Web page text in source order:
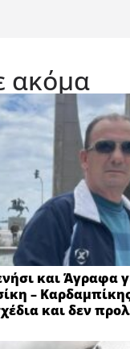
ακόμα
και Άγραφα
–
και δεν